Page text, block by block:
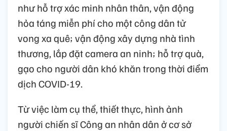
như hỗ trợ xác minh nhân thân, vận động
hỏa táng miễn phí cho một công dân tử
vong xa quê; vận động xây dựng nhà tình
thương, lắp đặt camera an ninh; hỗ trợ quà,
gạo cho người dân khó khăn trong thời điểm
dịch COVID-19.
Từ việc làm cụ thể, thiết thực, hình ảnh
người chiến sĩ Công an nhân dân ở cơ sở